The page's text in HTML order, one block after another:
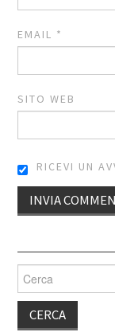
EMAIL *
SITO WEB
RICEVI UN
Cerca
per: